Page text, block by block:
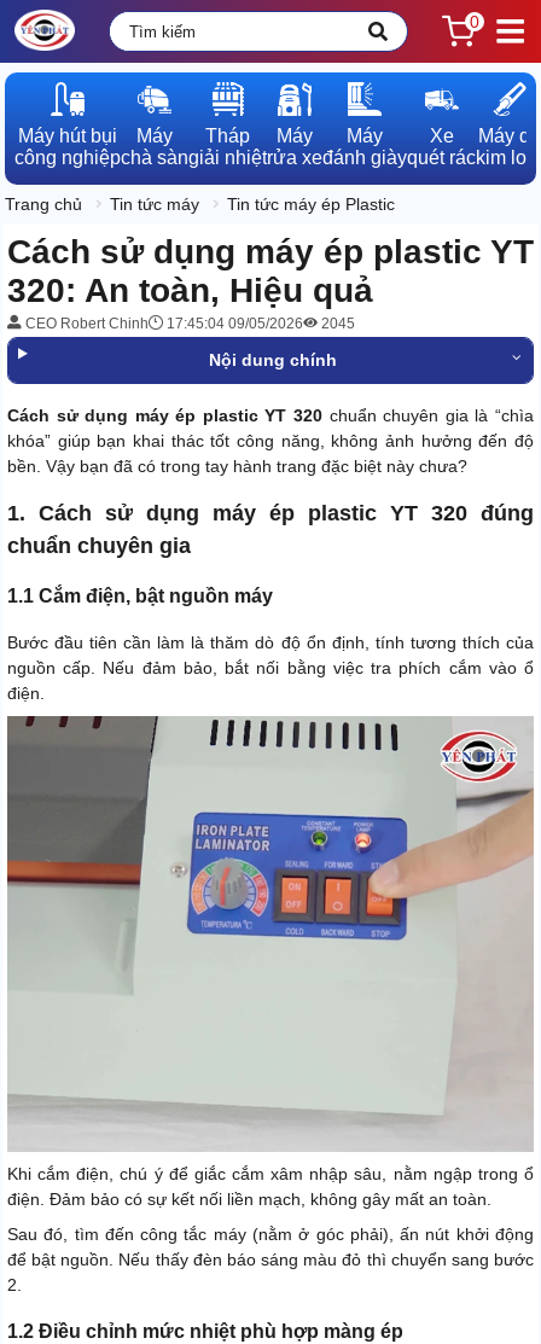
0
Máy hút bụi
công nghiệp
Máy
chà sàn
Tháp
giải nhiệt
Máy
rửa xe
Máy
đánh giày
Xe
quét rác
Máy dò
kim loại
Trang chủ Tin tức máy Tin tức máy ép Plastic
Cách sử dụng máy ép plastic YT
320: An toàn, Hiệu quả
CEO Robert Chinh 17:45:04 09/05/2026 2045
Nội dung chính
Cách sử dụng máy ép plastic YT 320 chuẩn chuyên gia là “chìa
khóa” giúp bạn khai thác tốt công năng, không ảnh hưởng đến độ
bền. Vậy bạn đã có trong tay hành trang đặc biệt này chưa?
1. Cách sử dụng máy ép plastic YT 320 đúng
chuẩn chuyên gia
1.1 Cắm điện, bật nguồn máy
Bước đầu tiên cần làm là thăm dò độ ổn định, tính tương thích của
nguồn cấp. Nếu đảm bảo, bắt nối bằng việc tra phích cắm vào ổ
điện.
Khi cắm điện, chú ý để giắc cắm xâm nhập sâu, nằm ngập trong ổ
điện. Đảm bảo có sự kết nối liền mạch, không gây mất an toàn.
Sau đó, tìm đến công tắc máy (nằm ở góc phải), ấn nút khởi động
để bật nguồn. Nếu thấy đèn báo sáng màu đỏ thì chuyển sang bước
2.
1.2 Điều chỉnh mức nhiệt phù hợp màng ép